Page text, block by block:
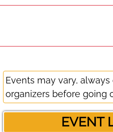
Events may vary,
organizers before going
EVENT